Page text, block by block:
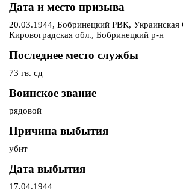
Дата и место призыва
20.03.1944, Бобринецкий РВК, Украинская
Кировоградская обл., Бобринецкий р-н
Последнее место службы
73 гв. сд
Воинское звание
рядовой
Причина выбытия
убит
Дата выбытия
17.04.1944